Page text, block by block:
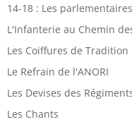
14-18 : Les
L'Infanterie au Chemin
Les Coiffures de Tradition
Le Refrain de l'ANORI
Les Devises des
Les Chants